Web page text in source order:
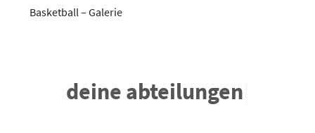
Basketball – Galerie
deine abteilungen